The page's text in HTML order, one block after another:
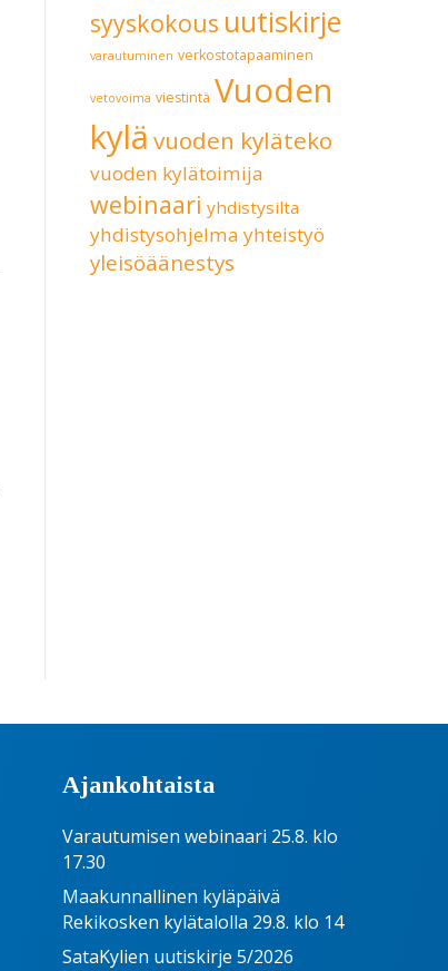
syyskokous uutiskirje
varautuminen verkostotapaaminen
vetovoima viestintä Vuoden
kylä vuoden kyläteko
vuoden kylätoimija
webinaari yhdistysilta
yhdistysohjelma yhteistyö
yleisöäänestys
Ajankohtaista
Varautumisen webinaari 25.8. klo
17.30
Maakunnallinen kyläpäivä
Rekikosken kylätalolla 29.8. klo 14
SataKylien uutiskirje 5/2026